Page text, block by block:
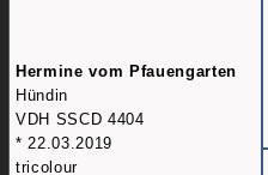
Hermine vom Pfauengarten
Hündin
VDH SSCD 4404
* 22.03.2019
tricolour